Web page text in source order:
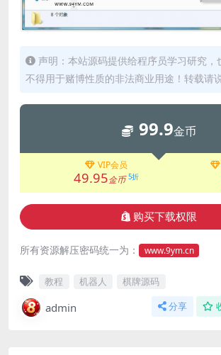
声明：本站源码提供给程序员学习研究，
不得用于赌博性质的非法商业用途！转载请
99.9金币
VIP会员
49.95金币 5折
购买下载权限
所有资源解压密码统一为： www.9ym.cn
教程 机器人 棋牌源码
admin 分享